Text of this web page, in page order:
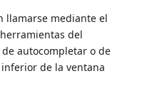
llamarse mediante el
del
autocompletar o de
de la ventana